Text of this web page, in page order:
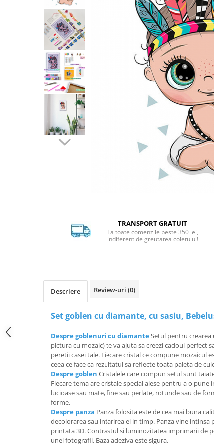
Facebook
TRANSPORT GRATUIT
La toate comenzile peste 350 lei,
indiferent de greutatea coletului!
Descriere Review-uri (0)
Set goblen cu diamante, cu sasiu,
Despre goblenuri cu diamanteSetul pentru crearea
pictura cu mozaic) te va ajuta sa creezi cadoul perfect
peretii casei tale. Fiecare cristal ce compune mozaicul
ceea ce face ca rezultatul sa reflecte toata paleta de
Despre goblen Cristalele care compun setul sunt
Fiecare tema are cristale special alese pentru a o pune
lucioase sau mate, fine sau perlate, rotunde sau de
forme.
Despre panza Panza folosita este de cea mai buna
decolorarea sau intarirea ei in timp. Panza vine intinsa
printata 3D. Contrastul si luminozitatea imprimarii de
unei fotografii. Baza adeziva este sigura.